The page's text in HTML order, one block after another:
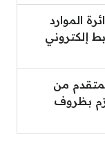
الموارد
إلكتروني
من
بظروف